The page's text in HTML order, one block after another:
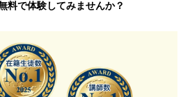
料で体験してみませんか？